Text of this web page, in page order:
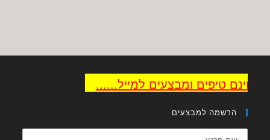
חינם טיפים ומבצעים למייל......
הרשמה למבצעים